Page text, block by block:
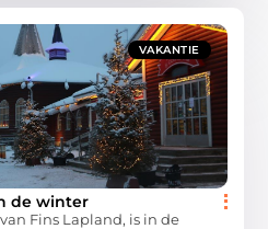
VAKANTIE
de winter
Fins Lapland, is in de